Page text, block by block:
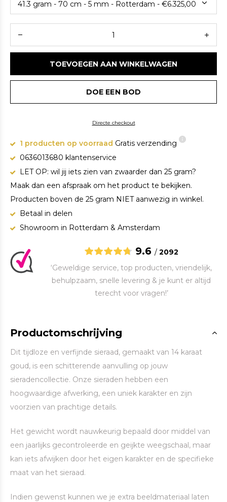
TOEVOEGEN AAN WINKELWAGEN
DOE EEN BOD
Directe checkout
1 producten op voorraad Gratis verzending
0636013680 klantenservice
LET OP: wil jij iets zien van zwaarder dan 25 gram?
Maak dan een afspraak om het product te bekijken.
Producten boven de 25 gram NIET aanwezig in winkel.
Betaal in delen
Showroom in Rotterdam & Amsterdam
9.6 / 2092
‘Geweldige service, top producten, vriendelijk,
behulpzaam, snelle levering & je kunt er altijd
terecht voor vragen!’
Productomschrijving
Dit tijdloze en verfijnde sieraad, gemaakt van 14 karaat
goud, is een schitterende aanvulling op jouw
sieradencollectie. Onze sieraden hebben een
hoogwaardige afwerking, een uniek karakter en zijn
voorzien van prachtige details.
Het gewicht wordt nauwkeurig bepaald door middel van
een jaarlijks gecontroleerde en geijkte weegschaal, maar
kan iets afwijken door het eigen karakter en de specifieke
maat van het sieraad.
Indien gewenst kunnen we je extra beeldmateriaal laten